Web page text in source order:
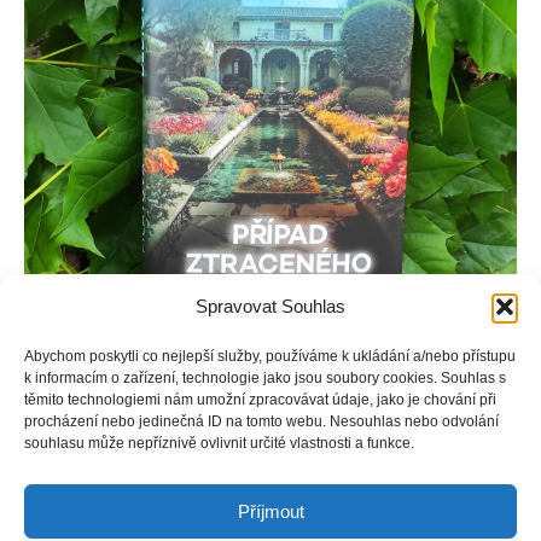
Spravovat Souhlas
Abychom poskytli co nejlepší služby, používáme k ukládání a/nebo přístupu
k informacím o zařízení, technologie jako jsou soubory cookies. Souhlas s
těmito technologiemi nám umožní zpracovávat údaje, jako je chování při
procházení nebo jedinečná ID na tomto webu. Nesouhlas nebo odvolání
souhlasu může nepříznivě ovlivnit určité vlastnosti a funkce.
Příjmout
Ariana se vydává do Říma na pozvání své milované tety,
která jí má odkázat svůj majetek. Cestou ale obdrží šokující
že násilnou smrtí.